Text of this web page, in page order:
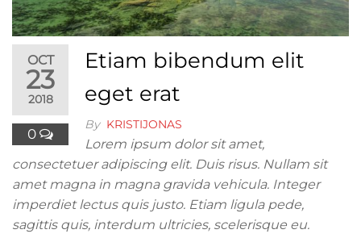
OCT
23
2018
0
Etiam bibendum elit
eget erat
By KRISTIJONAS
Lorem ipsum dolor sit amet,
consectetuer adipiscing elit. Duis risus. Nullam sit
amet magna in magna gravida vehicula. Integer
imperdiet lectus quis justo. Etiam ligula pede,
sagittis quis, interdum ultricies, scelerisque eu.